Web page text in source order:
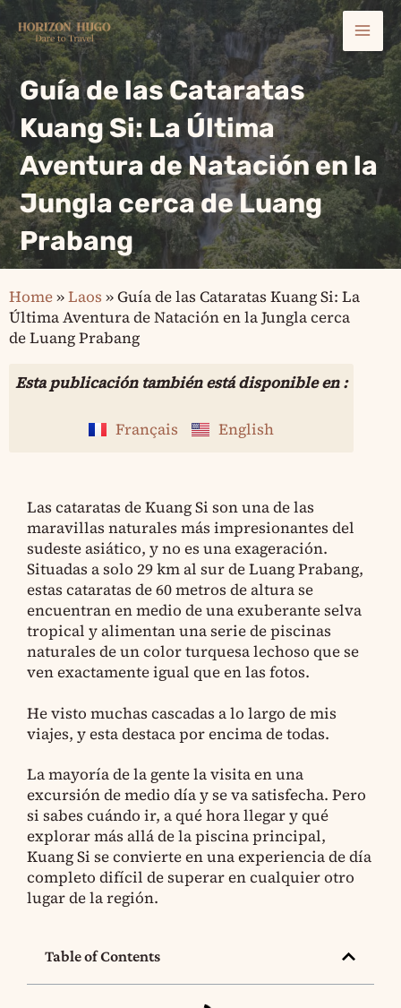
Ir
al
contenido
Guía de las Cataratas
Kuang Si: La Última
Aventura de Natación en la
Jungla cerca de Luang
Prabang
Home»Laos »Guía de las Cataratas Kuang Si: La
Última Aventura de Natación en la Jungla cerca
de Luang Prabang
Esta publicación también está disponible en :
Français English
Las cataratas de Kuang Si son una de las
maravillas naturales más impresionantes del
sudeste asiático, y no es una exageración.
Situadas a solo 29 km al sur de Luang Prabang,
estas cataratas de 60 metros de altura se
encuentran en medio de una exuberante selva
tropical y alimentan una serie de piscinas
naturales de un color turquesa lechoso que se
ven exactamente igual que en las fotos.
He visto muchas cascadas a lo largo de mis
viajes, y esta destaca por encima de todas.
La mayoría de la gente la visita en una
excursión de medio día y se va satisfecha. Pero
si sabes cuándo ir, a qué hora llegar y qué
explorar más allá de la piscina principal,
Kuang Si se convierte en una experiencia de día
completo difícil de superar en cualquier otro
lugar de la región.
Table of Contents